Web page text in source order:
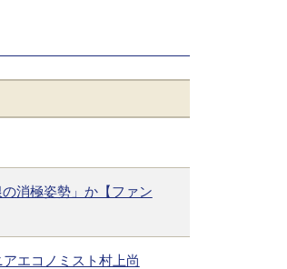
消極姿勢」か【ファン
エコノミスト村上尚